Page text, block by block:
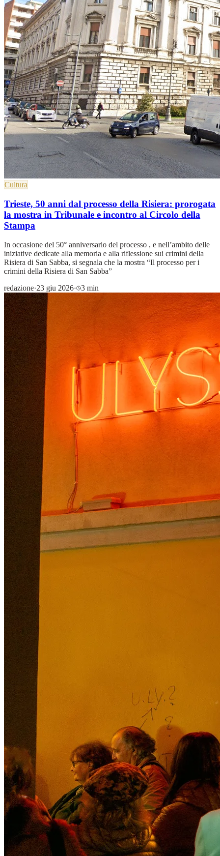
Cultura
Trieste, 50 anni dal processo della Risiera: prorogata
la mostra in Tribunale e incontro al Circolo della
Stampa
In occasione del 50° anniversario del processo , e nell’ambito delle
iniziative dedicate alla memoria e alla riflessione sui crimini della
Risiera di San Sabba, si segnala che la mostra “Il processo per i
crimini della Risiera di San Sabba”
redazione·23 giu 2026· 3 min